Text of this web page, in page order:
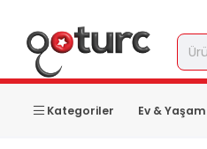
Kategoriler Ev & Yaşam